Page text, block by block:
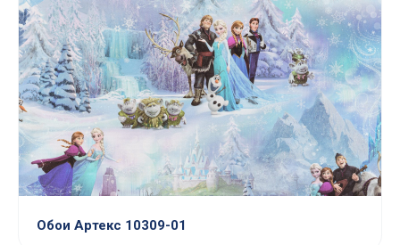
Обои Артекс 10309-01